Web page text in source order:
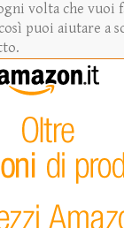
volta che vuoi
puoi aiutare a